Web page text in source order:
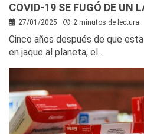
COVID-19 SE FUGÓ DE UN
27/01/2025 2 minutos de lectura
Cinco años después de que
en jaque al planeta, el…